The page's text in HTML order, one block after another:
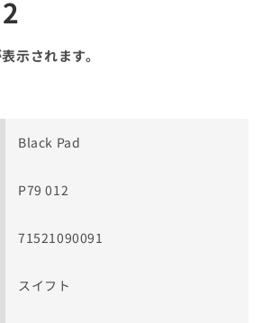
示されます。
Black Pad
P79 012
71521090091
スイフト